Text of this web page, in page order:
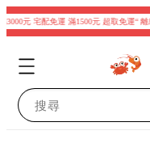
元 宅配免運 滿1500元 超取免運“ 離
搜尋